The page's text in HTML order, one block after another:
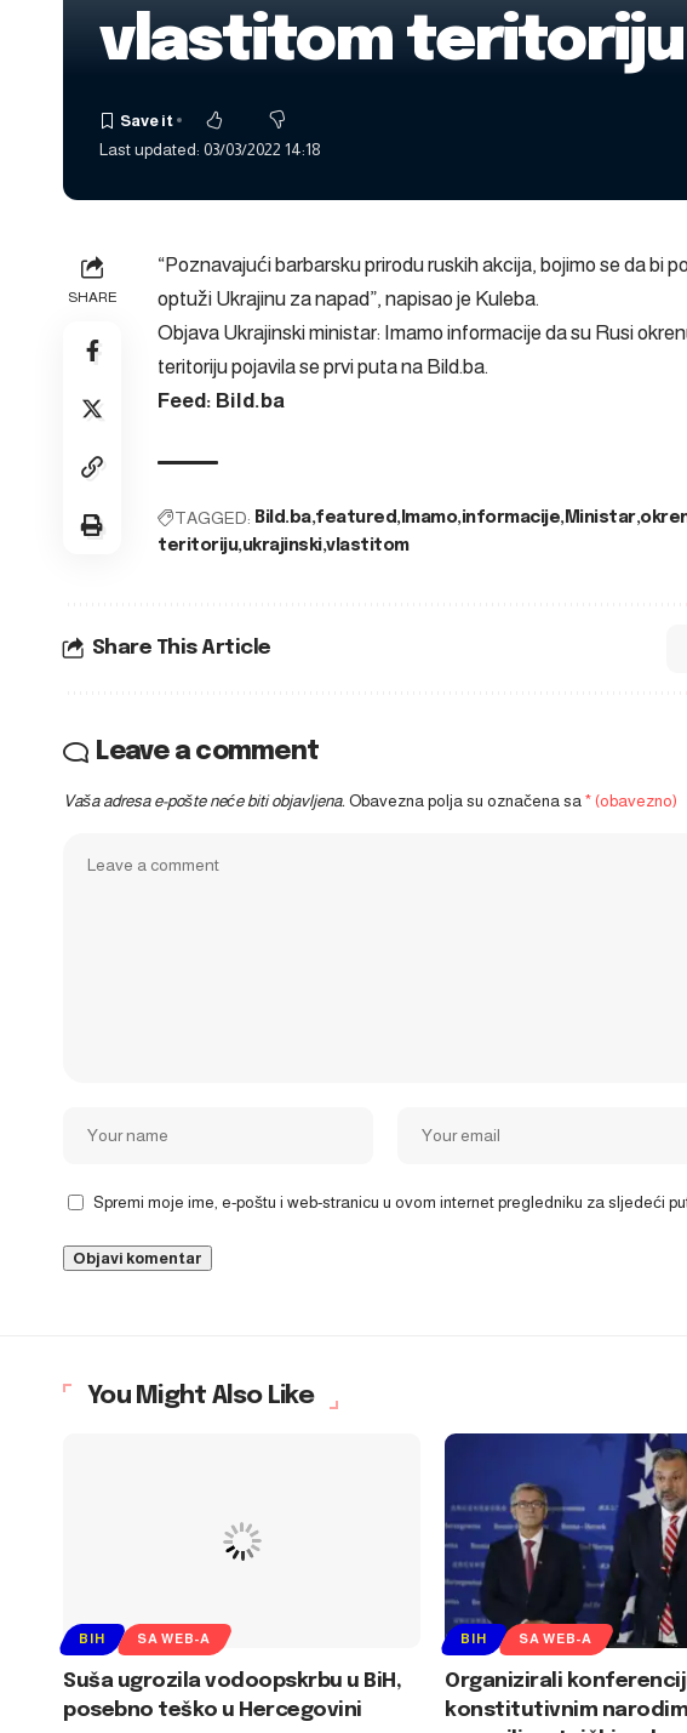
vlastitom teritoriju
Last updated: 03/03/2022 14:18
SHARE
“Poznavajući barbarsku prirodu ruskih akcija, bojimo se da bi
optuži Ukrajinu za napad”, napisao je Kuleba.
Objava Ukrajinski ministar: Imamo informacije da su Rusi
teritorijupojavila se prvi puta na Bild.ba.
Feed: Bild.ba
TAGGED: Bild.ba featured Imamo informacije Ministar
teritoriju ukrajinski vlastitom
Share This Article
Leave a comment
Vaša adresa e-pošte neće biti objavljena. Obavezna polja su označena sa * (obavezno)
Spremi moje ime, e-poštu i web-stranicu u ovom internet pregledniku za sljedeći
You Might Also Like
BIH SA WEB-A
Suša ugrozila vodoopskrbu u BiH,
posebno teško u Hercegovini
BIH SA WEB-A
Organizirali
konstitutivnim